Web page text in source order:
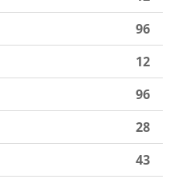
96
12
96
28
43